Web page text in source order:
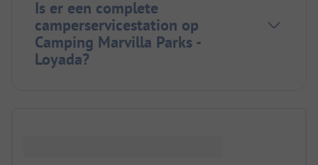
Is er een complete
camperservicestation op
Camping Marvilla Parks -
Loyada?